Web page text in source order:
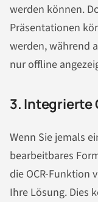
werden können.
Präsentationen
werden, während
nur offline
3. Integrierte
Wenn Sie jemals
bearbeitbares
die OCR-Funktion
Ihre Lösung. Dies